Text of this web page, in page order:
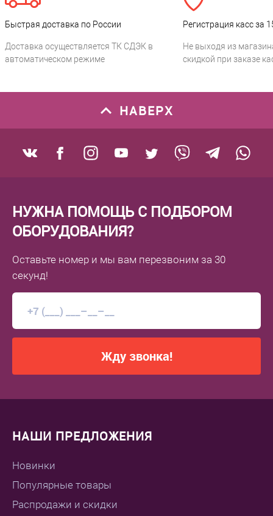
Быстрая доставка по России
Доставка осуществляется ТК СДЭК в
автоматическом режиме
Регистрация касс за
Не выходя из
скидкой при заказе
НАВЕРХ
НУЖНА ПОМОЩЬ С ПОДБОРОМ
ОБОРУДОВАНИЯ?
Оставьте номер и мы вам перезвоним за 30
секунд!
Жду звонка!
НАШИ ПРЕДЛОЖЕНИЯ
Новинки
Популярные товары
Распродажи и скидки